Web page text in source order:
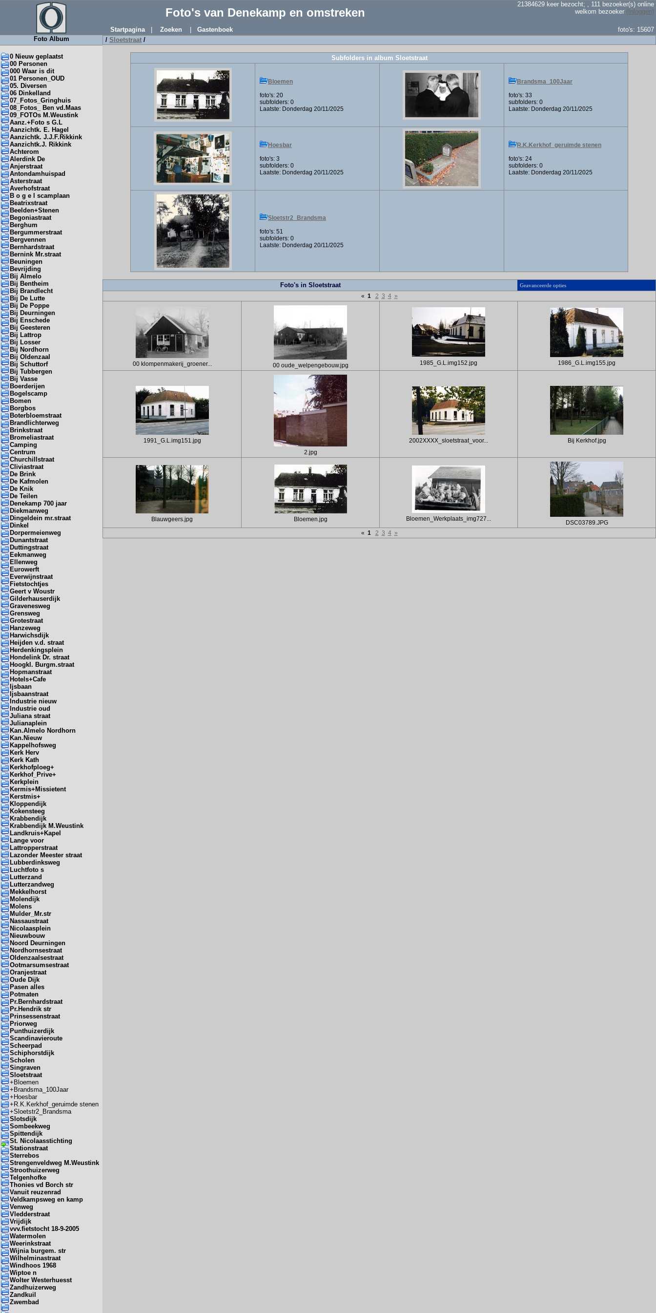
Foto's van Denekamp en omstreken
21384629 keer bezocht; , 111 bezoeker(s) online
welkom bezoeker (Inloggen)
Startpagina| Zoeken Gastenboek
foto's: 15607
Foto Album
0 Nieuw geplaatst
00 Personen
000 Waar is dit
01 Personen_OUD
05. Diversen
06 Dinkelland
07_Fotos_Gringhuis
08_Fotos_ Ben vd.Maas
09_FOTOs M.Weustink
Aanz.+Foto s G.L
Aanzichtk. E. Hagel
Aanzichtk. J.J.F.Rikkink
Aanzichtk.J. Rikkink
Achterom
Alerdink De
Anjerstraat
Antondamhuispad
Asterstraat
Averhofstraat
B o g e l scamplaan
Beatrixstraat
Beelden+Stenen
Begoniastraat
Berghum
Bergummerstraat
Bergvennen
Bernhardstraat
Bernink Mr.straat
Beuningen
Bevrijding
Bij Almelo
Bij Bentheim
Bij Brandlecht
Bij De Lutte
Bij De Poppe
Bij Deurningen
Bij Enschede
Bij Geesteren
Bij Lattrop
Bij Losser
Bij Nordhorn
Bij Oldenzaal
Bij Schuttorf
Bij Tubbergen
Bij Vasse
Boerderijen
Bogelscamp
Bomen
Borgbos
Boterbloemstraat
Brandlichterweg
Brinkstraat
Bromeliastraat
Camping
Centrum
Churchillstraat
Cliviastraat
De Brink
De Kafmolen
De Knik
De Teilen
Denekamp 700 jaar
Diekmanweg
Dingeldein mr.straat
Dinkel
Dorpermeienweg
Dunantstraat
Duttingstraat
Eekmanweg
Ellenweg
Eurowerft
Everwijnstraat
Fietstochtjes
Geert v Woustr
Gilderhauserdijk
Gravenesweg
Grensweg
Grotestraat
Hanzeweg
Harwichsdijk
Heijden v.d. straat
Herdenkingsplein
Hondelink Dr. straat
Hoogkl. Burgm.straat
Hopmanstraat
Hotels+Cafe
Ijsbaan
Ijsbaanstraat
Industrie nieuw
Industrie oud
Juliana straat
Julianaplein
Kan.Almelo Nordhorn
Kan.Nieuw
Kappelhofsweg
Kerk Herv
Kerk Kath
Kerkhofploeg+
Kerkhof_Prive+
Kerkplein
Kermis+Missietent
Kerstmis+
Kloppendijk
Kokensteeg
Krabbendijk
Krabbendijk M.Weustink
Landkruis+Kapel
Lange voor
Lattropperstraat
Lazonder Meester straat
Lubberdinksweg
Luchtfoto s
Lutterzand
Lutterzandweg
Mekkelhorst
Molendijk
Molens
Mulder_Mr.str
Nassaustraat
Nicolaasplein
Nieuwbouw
Noord Deurningen
Nordhornsestraat
Oldenzaalsestraat
Ootmarsumsestraat
Oranjestraat
Oude Dijk
Pasen alles
Potmaten
Pr.Bernhardstraat
Pr.Hendrik str
Prinsessenstraat
Priorweg
Punthuizerdijk
Scandinavieroute
Scheerpad
Schiphorstdijk
Scholen
Singraven
Sloetstraat
+ Bloemen
+ Brandsma_100Jaar
+ Hoesbar
+ R.K.Kerkhof_geruimde stenen
+Sloetstr2_Brandsma
Slotsdijk
Sombeekweg
Spittendijk
St. Nicolaasstichting
Stationstraat
Sterrebos
Strengenveldweg M.Weustink
Stroothuizerweg
Telgenhofke
Thonies vd Borch str
Vanuit reuzenrad
Veldkampsweg en kamp
Venweg
Vledderstraat
Vrijdijk
vvv.fietstocht 18-9-2005
Watermolen
Weerinkstraat
Wijnia burgem. str
Wilhelminastraat
Windhoos 1968
Wiptoe n
Wolter Westerhuesst
Zandhuizerweg
Zandkuil
Zwembad
/ Sloetstraat /
Subfolders in album Sloetstraat
Bloemen
foto's: 20
subfolders: 0
Laatste: Donderdag 20/11/2025
Brandsma_100Jaar
foto's: 33
subfolders: 0
Laatste: Donderdag 20/11/2025
Hoesbar
foto's: 3
subfolders: 0
Laatste: Donderdag 20/11/2025
R.K.Kerkhof_geruimde stenen
foto's: 24
subfolders: 0
Laatste: Donderdag 20/11/2025
Sloetstr2_Brandsma
foto's: 51
subfolders: 0
Laatste: Donderdag 20/11/2025
Foto's in Sloetstraat Geavanceerde opties
« 1 2 3 4 »
00 klompenmakerij_groener... 00 oude_welpengebouw.jpg 1985_G.L.img152.jpg 1986_G.L.img155.jpg
1991_G.L.img151.jpg
2.jpg
2002XXXX_sloetstraat_voor... Bij Kerkhof.jpg
Blauwgeers.jpg Bloemen.jpg Bloemen_Werkplaats_img727...
DSC03789.JPG
« 1 2 3 4 »